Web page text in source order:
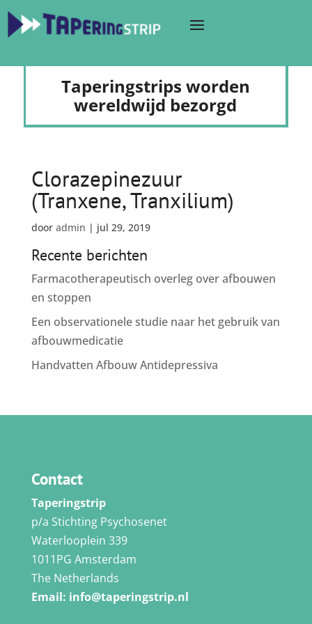
Taperingstrips worden
wereldwijd bezorgd
Clorazepinezuur
(Tranxene, Tranxilium)
door admin | jul 29, 2019
Recente berichten
Farmacotherapeutisch overleg over afbouwen
en stoppen
Een observationele studie naar het gebruik van
afbouwmedicatie
Handvatten Afbouw Antidepressiva
Contact
Taperingstrip
p/a Stichting Psychosenet
Waterlooplein 339
1011PG Amsterdam
The Netherlands
Email: info@taperingstrip.nl